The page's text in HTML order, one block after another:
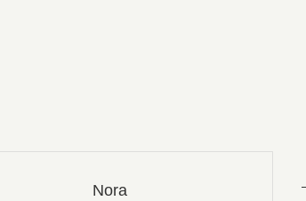
Nora